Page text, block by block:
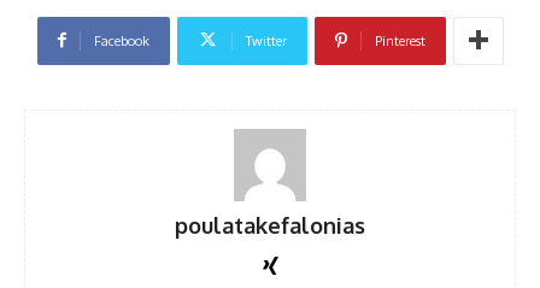
Facebook Twitter Pinterest
poulatakefalonias